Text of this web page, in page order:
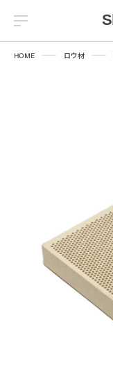
プロパンバーナー
ロウ材
工作キット
HOME ロウ材